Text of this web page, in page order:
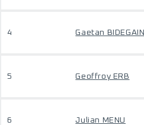
4 Gaetan BIDEGAIN
5 Geoffroy ERB
6 Julian MENU